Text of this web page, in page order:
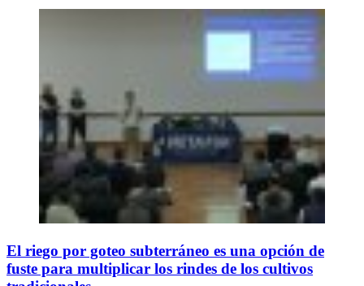
El riego por goteo subterráneo es una opción de
fuste para multiplicar los rindes de los cultivos